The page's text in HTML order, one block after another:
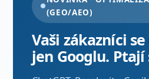
(GEO/AEO)
Vaši zákazníci
jen Googlu. Ptají